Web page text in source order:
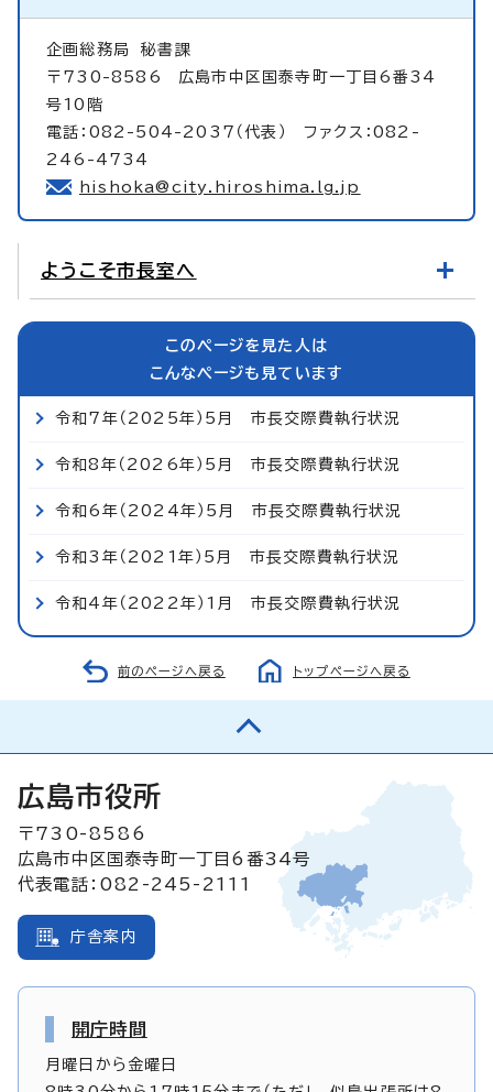
企画総務局秘書課
〒730-8586 広島市中区国泰寺町一丁目6番34
号10階
電話：082-504-2037（代表） ファクス：082-
246-4734
hishoka@city.hiroshima.lg.jp
ようこそ市長室へ
このページを見た人は
こんなページも見ています
令和7年（2025年）5月 市長交際費執行状況
令和8年（2026年）5月 市長交際費執行状況
令和6年（2024年）5月 市長交際費執行状況
令和3年（2021年）5月 市長交際費執行状況
令和4年（2022年）1月 市長交際費執行状況
前のページへ戻る トップページへ戻る
広島市役所
〒730-8586
広島市中区国泰寺町一丁目6番34号
代表電話：082-245-2111
庁舎案内
開庁時間
月曜日から金曜日